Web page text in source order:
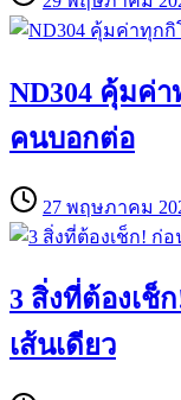
ND304 คุ้มค่
คนบอกต่อ
27 พฤษภาคม
3 สิ่งที่ต้องเช็
เส้นเดียว